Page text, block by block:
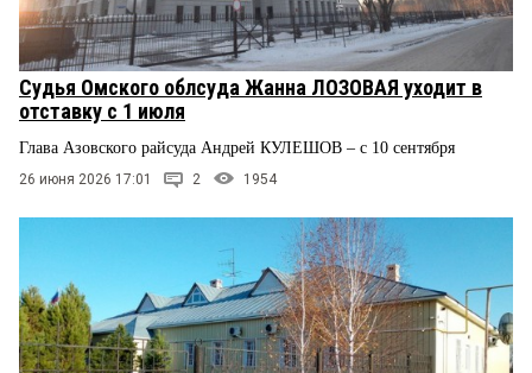
Судья Омского облсуда Жанна ЛОЗОВАЯ уходит в
отставку с 1 июля
Глава Азовского райсуда Андрей КУЛЕШОВ – с 10 сентября
26 июня 2026 17:01 2 1954